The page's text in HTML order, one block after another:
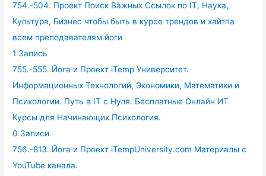
754.-504. Проект Поиск Важных Ссылок по IT, Наука,
Культура, Бизнес чтобы быть в курсе трендов и хайтпа
всем преподавателям йоги
1 Запись
755.-555. Йога и Проект iTemp Университет.
Информационных Технологий, Экономики, Математики и
Психологии. Путь в IT с Нуля. Бесплатные Онлайн ИТ
Курсы для Начинающих.Психология.
0 Записи
756.-813. Йога и Проект iTempUniversity.com Материалы с
YouTube канала.